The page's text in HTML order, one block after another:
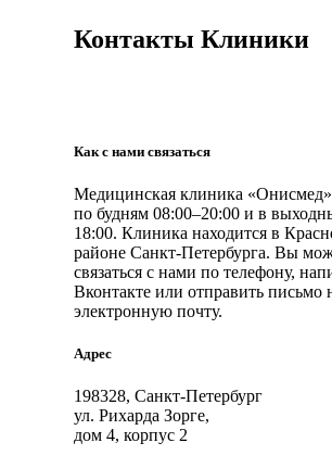
Контакты Клиники
Как с нами связаться
Медицинская клиника «Онисмед»
по будням 08:00–20:00 и в
18:00. Клиника находится в
районе Санкт-Петербурга. Вы
связаться с нами по телефону,
Вконтакте или отправить письмо
электронную почту.
Адрес
198328, Санкт-Петербург
ул. Рихарда Зорге,
дом 4, корпус 2